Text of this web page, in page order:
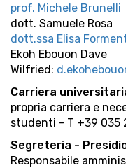
prof. Michele Brunelli
dott. Samuele Rosa
dott.ssa Elisa
Ekoh Ebouon Dave
Wilfried:
Carriera
propria carriera e
studenti - T +39 035
Segreteria -
Responsabile